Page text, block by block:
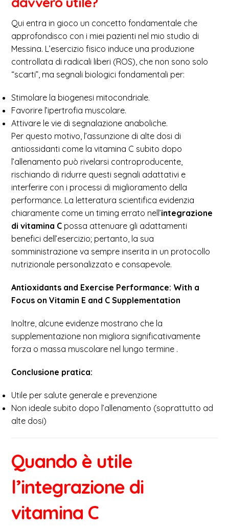
Qui entra in gioco un concetto fondamentale che
approfondisco con i miei pazienti nel mio studio di
Messina. L’esercizio fisico induce una produzione
controllata di radicali liberi (ROS), che non sono solo
“scarti”, ma segnali biologici fondamentali per:
Stimolare la biogenesi mitocondriale.
Favorire l’ipertrofia muscolare.
Attivare le vie di segnalazione anaboliche.
Per questo motivo, l’assunzione di alte dosi di
antiossidanti come la vitamina C subito dopo
l’allenamento può rivelarsi controproducente,
rischiando di ridurre questi segnali adattativi e
interferire con i processi di miglioramento della
performance. La letteratura scientifica evidenzia
chiaramente come un timing errato nell’integrazione
di vitamina C possa attenuare gli adattamenti
benefici dell’esercizio; pertanto, la sua
somministrazione va sempre inserita in un protocollo
nutrizionale personalizzato e consapevole.
Antioxidants and Exercise Performance: With a
Focus on Vitamin E and C Supplementation
Inoltre, alcune evidenze mostrano che la
supplementazione non migliora significativamente
forza o massa muscolare nel lungo termine .
Conclusione pratica:
Utile per salute generale e prevenzione
Non ideale subito dopo l’allenamento (soprattutto ad
alte dosi)
Quando è utile
l’integrazione di
vitamina C